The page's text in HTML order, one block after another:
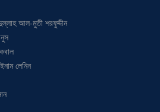
আল-মুতী শরফুদ্দীন
লেনিন